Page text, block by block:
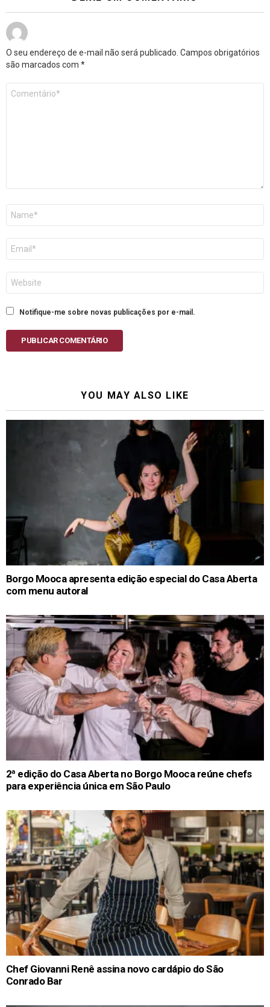
O seu endereço de e-mail não será publicado. Campos obrigatórios
são marcados com *
mail
Notifique-me sobre novas publicações por e-mail.
PUBLICAR COMENTÁRIO
YOU MAY ALSO LIKE
Borgo Mooca apresenta edição especial do Casa Aberta
com menu autoral
2ª edição do Casa Aberta no Borgo Mooca reúne chefs
para experiência única em São Paulo
Chef Giovanni Renê assina novo cardápio do São
Conrado Bar